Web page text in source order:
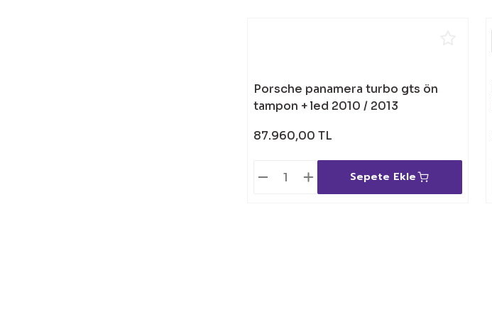
Porsche panamera turbo gts ön
tampon + led 2010 / 2013
87.960,00 TL
Sepete Ekle